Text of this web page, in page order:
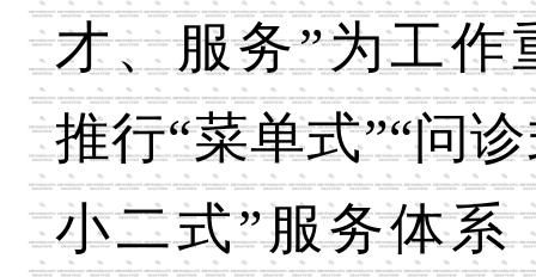
才、服务”为工作
推行“菜单式”“问
小二式”服务体系